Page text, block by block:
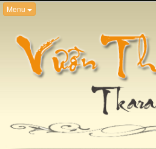
Menu